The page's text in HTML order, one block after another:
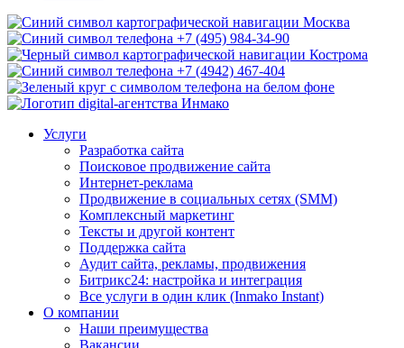
Москва
+7 (495) 984-34-90
Кострома
+7 (4942) 467-404
Услуги
Разработка сайта
Поисковое продвижение сайта
Интернет-реклама
Продвижение в социальных сетях (SMM)
Комплексный маркетинг
Тексты и другой контент
Поддержка сайта
Аудит сайта, рекламы, продвижения
Битрикс24: настройка и интеграция
Все услуги в один клик (Inmako Instant)
О компании
Наши преимущества
Вакансии